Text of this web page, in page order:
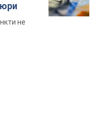
не